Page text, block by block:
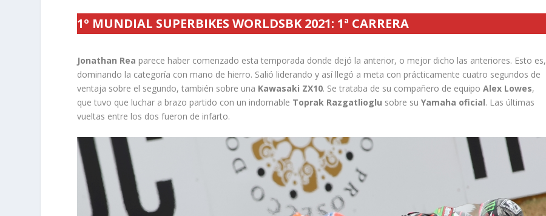
1º MUNDIAL SUPERBIKES WORLDSBK 2021: 1ª CARRERA
Jonathan Rea parece haber comenzado esta temporada donde dejó la anterior, o mejor dicho las anteriores. Esto es,
dominando la categoría con mano de hierro. Salió liderando y así llegó a meta con prácticamente cuatro segundos de
ventaja sobre el segundo, también sobre una Kawasaki ZX10. Se trataba de su compañero de equipoAlex Lowes,
que tuvo que luchar a brazo partido con un indomable Toprak Razgatlioglu sobre suYamaha oficial. Las últimas
vueltas entre los dos fueron de infarto.